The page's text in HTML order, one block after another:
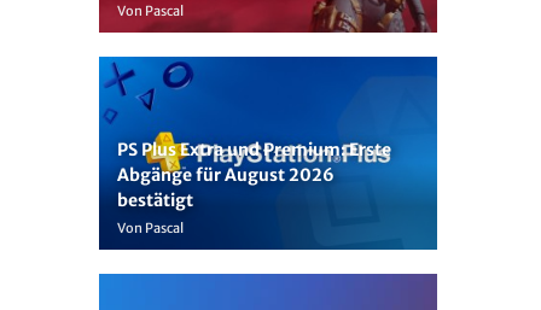
Von Pascal
PS Plus Extra und Premium: Erste
Abgänge für August 2026
bestätigt
Von Pascal